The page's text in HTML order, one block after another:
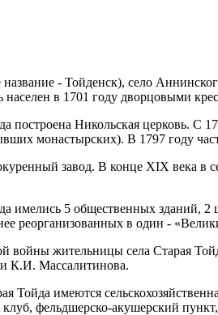
название - Тойденск), село
в 1701 году дворцовыми
построена Никольская церковь. С
монастырских). В 1797 году
завод. В конце XIX века в
имелись 5 общественных зданий,
реорганизованных в один -
войны жительницы села Старая
К.И. Массалитинова.
Тойда имеются
фельдшерско-акушерский